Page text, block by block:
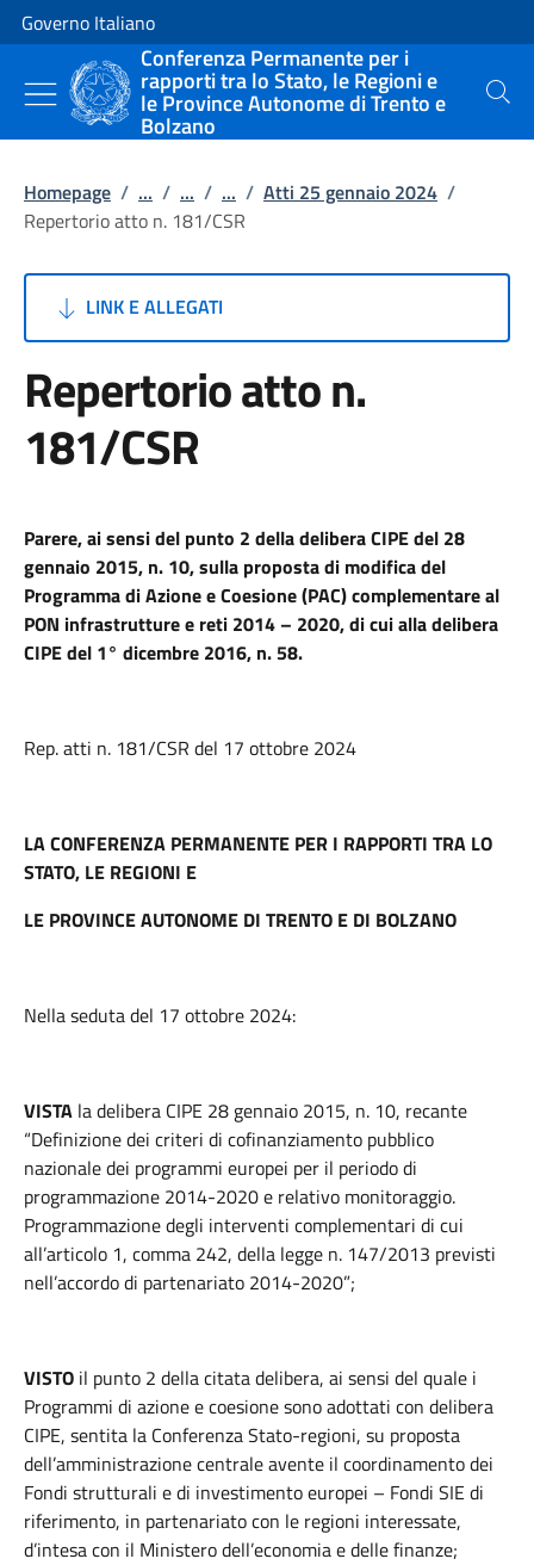
Vai al contenuto
Vai alla navigazione del sito
Governo Italiano
Conferenza Permanente per i
rapporti tra lo Stato, le Regioni e
le Province Autonome di Trento e
Bolzano
Cerca
Homepage / ... / ... / ... / Atti 25 gennaio 2024 /
Repertorio atto n. 181/CSR
LINK E ALLEGATI
Repertorio atto n.
181/CSR
Parere, ai sensi del punto 2 della delibera CIPE del 28
gennaio 2015, n. 10, sulla proposta di modifica del
Programma di Azione e Coesione (PAC) complementare al
PON infrastrutture e reti 2014 – 2020, di cui alla delibera
CIPE del 1° dicembre 2016, n. 58.
Rep. atti n. 181/CSR del 17 ottobre 2024
LA CONFERENZA PERMANENTE PER I RAPPORTI TRA LO
STATO, LE REGIONI E
LE PROVINCE AUTONOME DI TRENTO E DI BOLZANO
Nella seduta del 17 ottobre 2024:
VISTA la delibera CIPE 28 gennaio 2015, n. 10, recante
“Definizione dei criteri di cofinanziamento pubblico
nazionale dei programmi europei per il periodo di
programmazione 2014-2020 e relativo monitoraggio.
Programmazione degli interventi complementari di cui
all’articolo 1, comma 242, della legge n. 147/2013 previsti
nell’accordo di partenariato 2014-2020”;
VISTO il punto 2 della citata delibera, ai sensi del quale i
Programmi di azione e coesione sono adottati con delibera
CIPE, sentita la Conferenza Stato-regioni, su proposta
dell’amministrazione centrale avente il coordinamento dei
Fondi strutturali e di investimento europei – Fondi SIE di
riferimento, in partenariato con le regioni interessate,
d’intesa con il Ministero dell’economia e delle finanze;